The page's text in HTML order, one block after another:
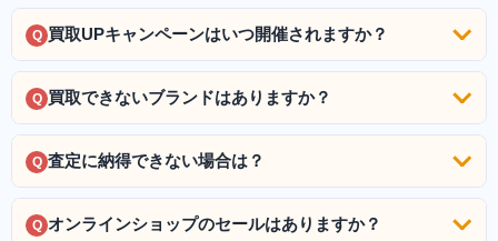
Q 買取UPキャンペーンはいつ開催されますか？
Q 買取できないブランドはありますか？
Q 査定に納得できない場合は？
Q オンラインショップのセールはありますか？